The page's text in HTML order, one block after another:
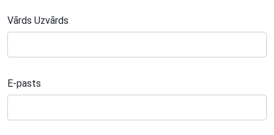
Vārds Uzvārds
E-pasts